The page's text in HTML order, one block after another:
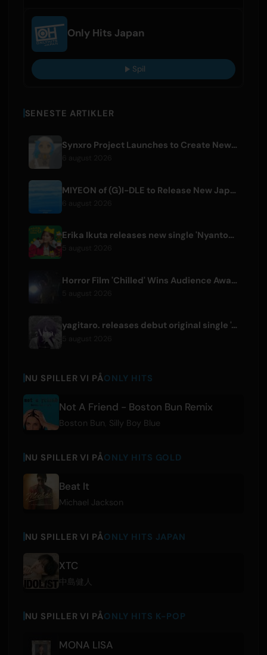
Only Hits Japan
Spil
SENESTE ARTIKLER
Synxro Project Launches to Create New IP from Fictional Anime Openings
MIYEON of (G)I-DLE to Release New Japanese Digital Single 'RUN AWAY'
Erika Ikuta releases new single 'Nyantokanyaruru' for children's book 'Fumikiri Neko'
Horror Film 'Chilled' Wins Audience Award at Fantasia Festival
yagitaro. releases debut original single 'Aria.' with Suda Keina
NU SPILLER VI PÅONLY HITS
Not A Friend - Boston Bun Remix
Boston Bun Silly Boy Blue
NU SPILLER VI PÅONLY HITS GOLD
Beat It
Michael Jackson
NU SPILLER VI PÅONLY HITS JAPAN
XTC
中島健人
NU SPILLER VI PÅONLY HITS K-POP
MONA LISA